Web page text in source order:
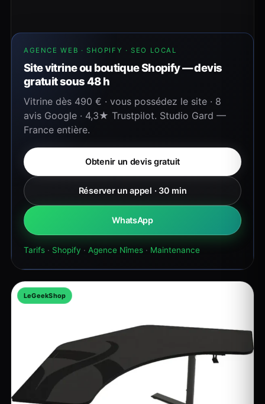
AGENCE WEB · SHOPIFY · SEO LOCAL
Site vitrine ou boutique Shopify — devis
gratuit sous 48 h
Vitrine dès 490 € · vous possédez le site · 8
avis Google · 4,3★ Trustpilot. Studio Gard —
France entière.
Obtenir un devis gratuit
Réserver un appel · 30 min
WhatsApp
Tarifs · Shopify · Agence Nîmes · Maintenance
LeGeekShop